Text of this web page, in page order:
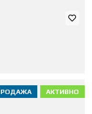
АКТИВНО